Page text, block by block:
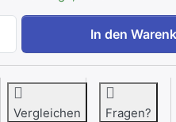
Siemens HB776G1B1
In den
Vergleichen Fragen?